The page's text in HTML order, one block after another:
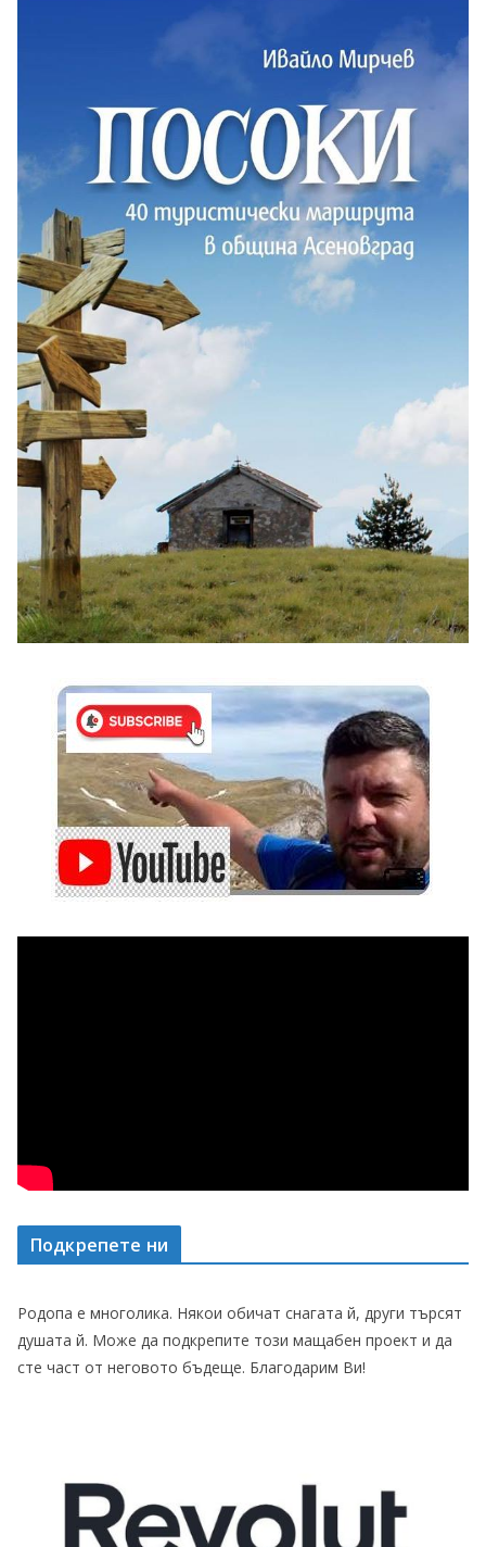
Подкрепете ни
Родопа е многолика. Някои обичат снагата й, други търсят
душата й. Може да подкрепите този мащабен проект и да
сте част от неговото бъдеще. Благодарим Ви!